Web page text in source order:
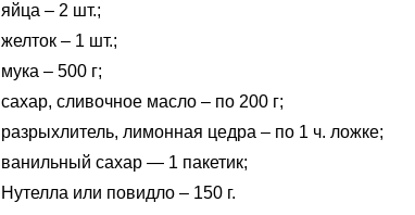
яйца – 2 шт.;
желток – 1 шт.;
мука – 500 г;
сахар, сливочное масло – по 200 г;
разрыхлитель, лимонная цедра – по 1 ч. ложке;
ванильный сахар — 1 пакетик;
Нутелла или повидло – 150 г.